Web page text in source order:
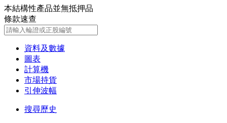
本結構性產品並無抵押品
條款速查
資料及數據
圖表
計算機
市場持貨
引伸波幅
搜尋歷史